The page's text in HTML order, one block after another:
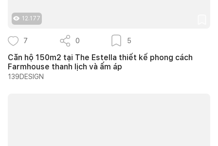
12.177
7 0 5
Căn hộ 150m2 tại The Estella thiết kế phong cách
Farmhouse thanh lịch và ấm áp
139DESIGN